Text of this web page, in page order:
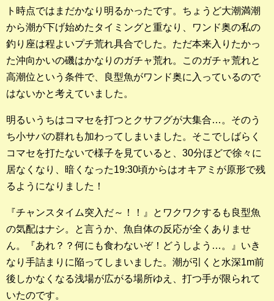
ト時点ではまだかなり明るかったです。ちょうど大潮満潮
から潮が下げ始めたタイミングと重なり、ワンド奥の私の
釣り座は程よいプチ荒れ具合でした。ただ本来入りたかっ
た沖向かいの磯はかなりのガチャ荒れ。このガチャ荒れと
高潮位という条件で、良型魚がワンド奥に入っているので
はないかと考えていました。
明るいうちはコマセを打つとクサフグが大集合…。そのう
ち小サバの群れも加わってしまいました。そこでしばらく
コマセを打たないで様子を見ていると、30分ほどで徐々に
居なくなり、暗くなった19:30頃からはオキアミが原形で残
るようになりました！
『チャンスタイム突入だ～！！』とワクワクするも良型魚
の気配はナシ。と言うか、魚自体の反応が全くありませ
ん。『あれ？？何にも食わないぞ！どうしよう…。』いき
なり手詰まりに陥ってしまいました。潮が引くと水深1m前
後しかなくなる浅場が広がる場所ゆえ、打つ手が限られて
いたのです。
釣果ランキング
2023年 クロダイ部門
2023年 メジナ部門
歴代釣果ランキング
クロダイ部門
メジナ部門
シロギス部門
ブログ・釣行記
スタッフブログ
店長釣行記